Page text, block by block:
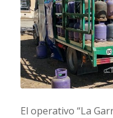
El operativo “La